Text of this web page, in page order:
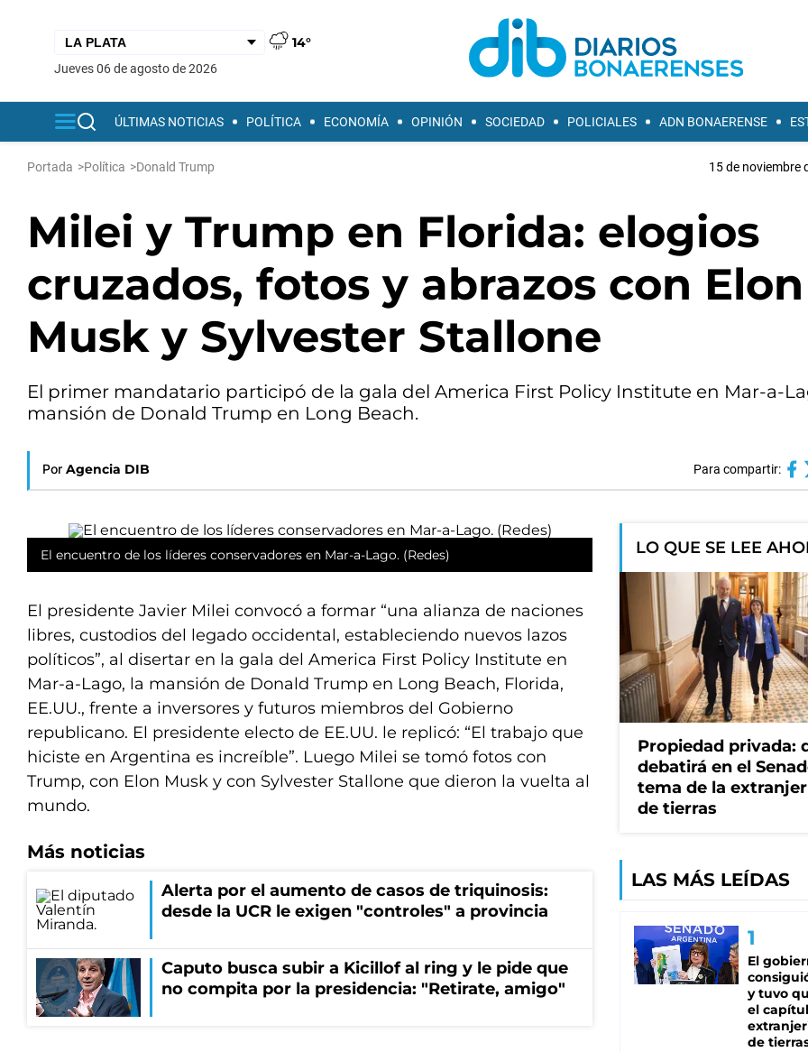
14°
jueves 06 de agosto de 2026
ÚLTIMAS NOTICIAS POLÍTICA ECONOMÍA OPINIÓN SOCIEDAD POLICIALES ADN BONAERENSE
Portada >Política >Donald Trump 15 de noviembre
Milei y Trump en Florida: elogios
cruzados, fotos y abrazos con Elon
Musk y Sylvester Stallone
El primer mandatario participó de la gala del America First Policy Institute en Mar-a-
mansión de Donald Trump en Long Beach.
Por Agencia DIB Para compartir:
El encuentro de los líderes conservadores en Mar-a-Lago. (Redes)
El presidente Javier Milei convocó a formar “una alianza de naciones
libres, custodios del legado occidental, estableciendo nuevos lazos
políticos”, al disertar en la gala del America First Policy Institute en
Mar-a-Lago, la mansión de Donald Trump en Long Beach, Florida,
EE.UU., frente a inversores y futuros miembros del Gobierno
republicano. El presidente electo de EE.UU. le replicó: “El trabajo que
hiciste en Argentina es increíble”. Luego Milei se tomó fotos con
Trump, con Elon Musk y con Sylvester Stallone que dieron la vuelta al
mundo.
Más noticias
Alerta por el aumento de casos de triquinosis:
desde la UCR le exigen "controles" a provincia
Caputo busca subir a Kicillof al ring y le pide que
no compita por la presidencia: "Retirate, amigo"
LO QUE SE LEE
Propiedad privada:
debatirá en el
tema de la
de tierras
LAS MÁS LEÍDAS
El
y tuvo
el
de